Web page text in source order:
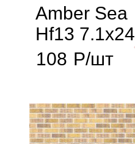
Amber Sea
Hf13 7.1x24
108 Р/шт